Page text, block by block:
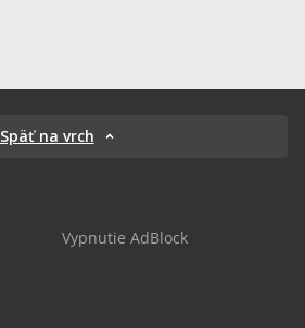
Späť na vrch
Vypnutie AdBlock